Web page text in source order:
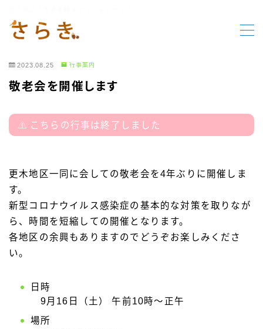
MENU
HOME
更木の要素
行事案内
お知らせ
2023.08.25 行事案内
敬老会を開催します
こちらの行事は終了しました
更木地区一同に会しての敬老会を4年ぶりに開催しま
す。
新型コロナウイルス感染症の基本的な対策を取りなが
ら、時間を短縮しての開催となります。
各地区の余興もありますのでどうぞお楽しみくださ
い。
日時
9月16日（土） 午前10時～正午
場所